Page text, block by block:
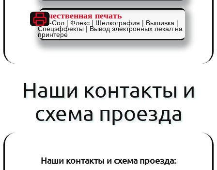
Качественная печать
Эко-Сол | Флекс | Шелкография | Вышивка |
Спецэффекты | Вывод электронных лекал на
принтере
Наши контакты и
схема проезда
Наши контакты и схема проезда: